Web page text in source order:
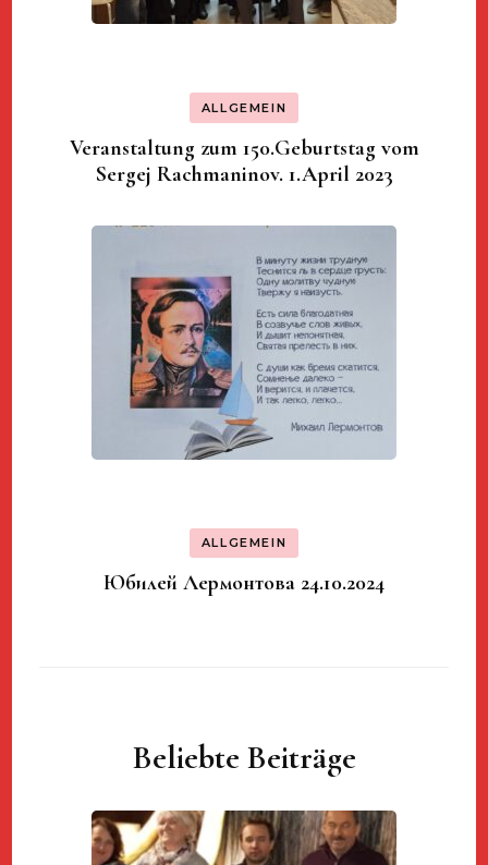
ALLGEMEIN
Veranstaltung zum 150.Geburtstag vom
Sergej Rachmaninov. 1.April 2023
ALLGEMEIN
Юбилей Лермонтова 24.10.2024
Beliebte Beiträge